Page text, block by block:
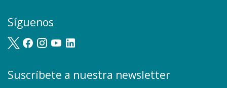
Síguenos
Suscríbete a nuestra newsletter